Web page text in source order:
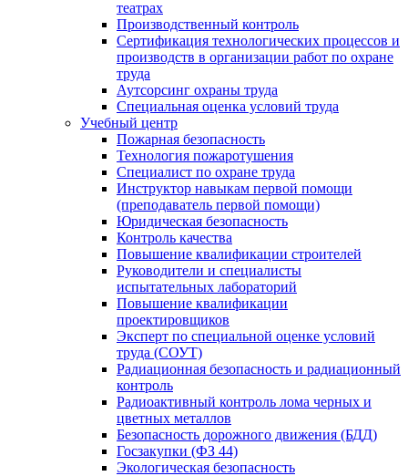
театрах
Производственный контроль
Сертификация технологических процессов и
производств в организации работ по охране
труда
Аутсорсинг охраны труда
Специальная оценка условий труда
Учебный центр
Пожарная безопасность
Технология пожаротушения
Специалист по охране труда
Инструктор навыкам первой помощи
(преподаватель первой помощи)
Юридическая безопасность
Контроль качества
Повышение квалификации строителей
Руководители и специалисты
испытательных лабораторий
Повышение квалификации
проектировщиков
Эксперт по специальной оценке условий
труда (СОУТ)
Радиационная безопасность и радиационный
контроль
Радиоактивный контроль лома черных и
цветных металлов
Безопасность дорожного движения (БДД)
Госзакупки (ФЗ 44)
Экологическая безопасность